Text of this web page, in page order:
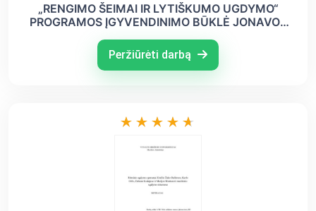
„RENGIMO ŠEIMAI IR LYTIŠKUMO UGDYMO“
PROGRAMOS ĮGYVENDINIMO BŪKLĖ JONAVOS
Peržiūrėti darbą